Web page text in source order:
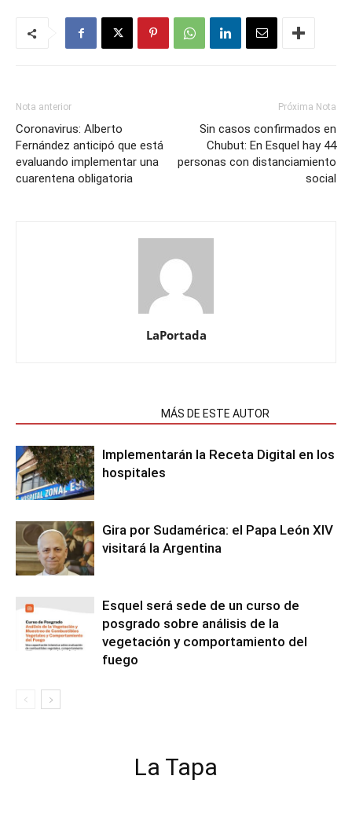
Nota anterior
Coronavirus: Alberto
Fernández anticipó que está
evaluando implementar una
cuarentena obligatoria
Próxima Nota
Sin casos confirmados en
Chubut: En Esquel hay 44
personas con distanciamiento
social
LaPortada
MÁS DE ESTE AUTOR
Implementarán la Receta Digital en los
hospitales
Gira por Sudamérica: el Papa León XIV
visitará la Argentina
Esquel será sede de un curso de
posgrado sobre análisis de la
vegetación y comportamiento del
fuego
La Tapa